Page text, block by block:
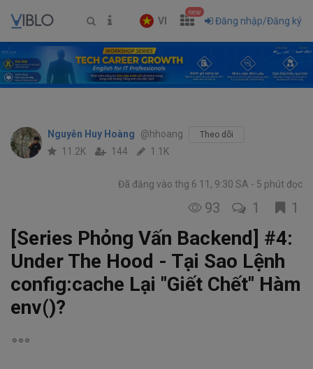
VI
new
Đăng nhập/Đăng ký
Nguyễn Huy Hoàng @hhoang Theo dõi
11.2K 144 1.1K
Đã đăng vào thg 6 11, 9:30 SA 5 phút đọc
93 1 1
[Series Phỏng Vấn Backend] #4:
Under The Hood - Tại Sao Lệnh
config:cache Lại "Giết Chết" Hàm
env()?